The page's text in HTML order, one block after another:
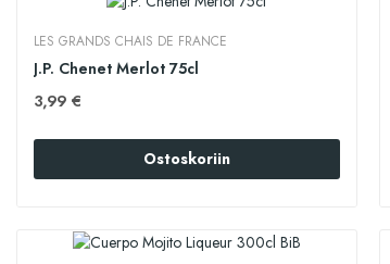
LES GRANDS CHAIS DE FRANCE
J.P. Chenet Merlot 75cl
3,99 €
Ostoskoriin